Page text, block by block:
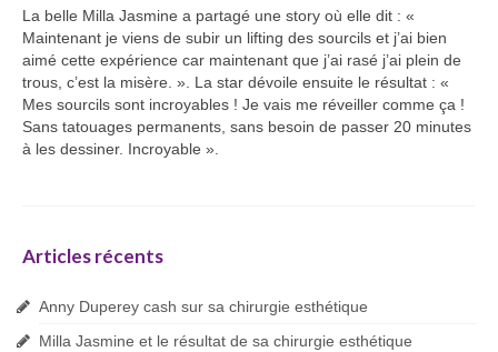
La belle Milla Jasmine a partagé une story où elle dit : «
Maintenant je viens de subir un lifting des sourcils et j’ai bien
aimé cette expérience car maintenant que j’ai rasé j’ai plein de
trous, c’est la misère. ». La star dévoile ensuite le résultat : «
Mes sourcils sont incroyables ! Je vais me réveiller comme ça !
Sans tatouages permanents, sans besoin de passer 20 minutes
à les dessiner. Incroyable ».
Articles récents
Anny Duperey cash sur sa chirurgie esthétique
Milla Jasmine et le résultat de sa chirurgie esthétique